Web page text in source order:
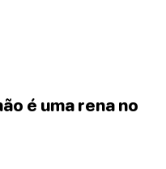
é uma rena no